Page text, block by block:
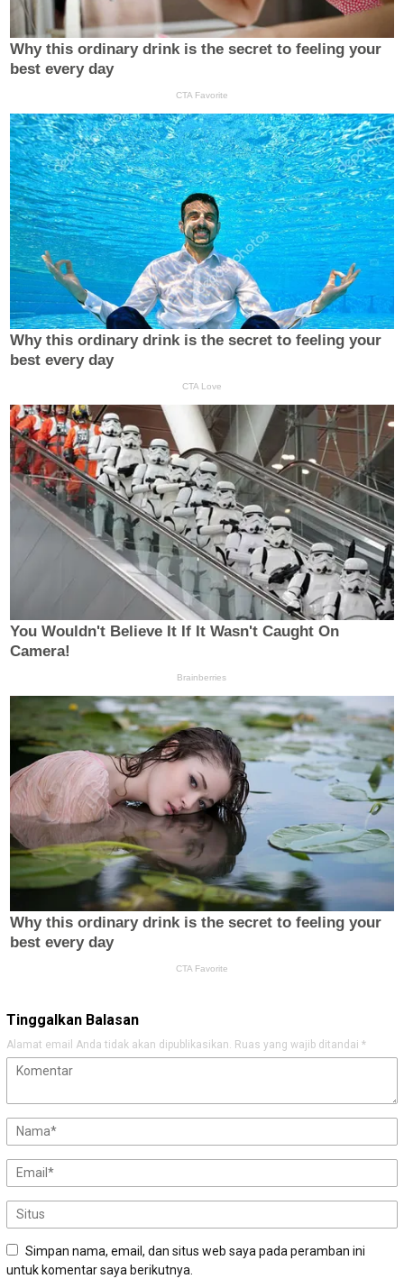
Tinggalkan Balasan
Alamat email Anda tidak akan dipublikasikan. Ruas yang wajib ditandai *
Simpan nama, email, dan situs web saya pada peramban ini
untuk komentar saya berikutnya.